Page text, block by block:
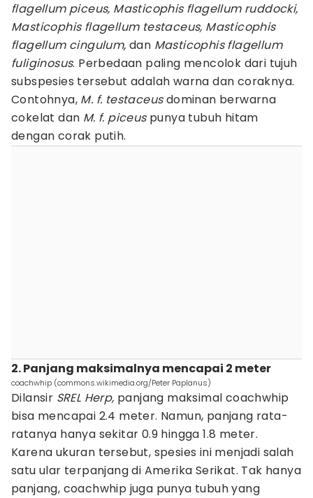
flagellum piceus, Masticophis flagellum ruddocki,
Masticophis flagellum testaceus, Masticophis
flagellum cingulum, dan Masticophis flagellum
fuliginosus. Perbedaan paling mencolok dari tujuh
subspesies tersebut adalah warna dan coraknya.
Contohnya, M. f. testaceusdominan berwarna
cokelat dan M. f. piceus punya tubuh hitam
dengan corak putih.
2. Panjang maksimalnya mencapai 2 meter
coachwhip (commons.wikimedia.org/Peter Paplanus)
Dilansir SREL Herp, panjang maksimal coachwhip
bisa mencapai 2.4 meter. Namun, panjang rata-
ratanya hanya sekitar 0.9 hingga 1.8 meter.
Karena ukuran tersebut, spesies ini menjadi salah
satu ular terpanjang di Amerika Serikat. Tak hanya
panjang, coachwhip juga punya tubuh yang